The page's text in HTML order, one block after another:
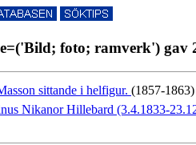
foto; ramverk') gav
sittande i helfigur. (1857-1863)
Nikanor Hillebard (3.4.1833-